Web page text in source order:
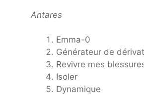
Antares
Emma-0
Générateur de
Revivre mes
Isoler
Dynamique